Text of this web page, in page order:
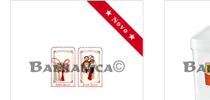
★ Novo ★